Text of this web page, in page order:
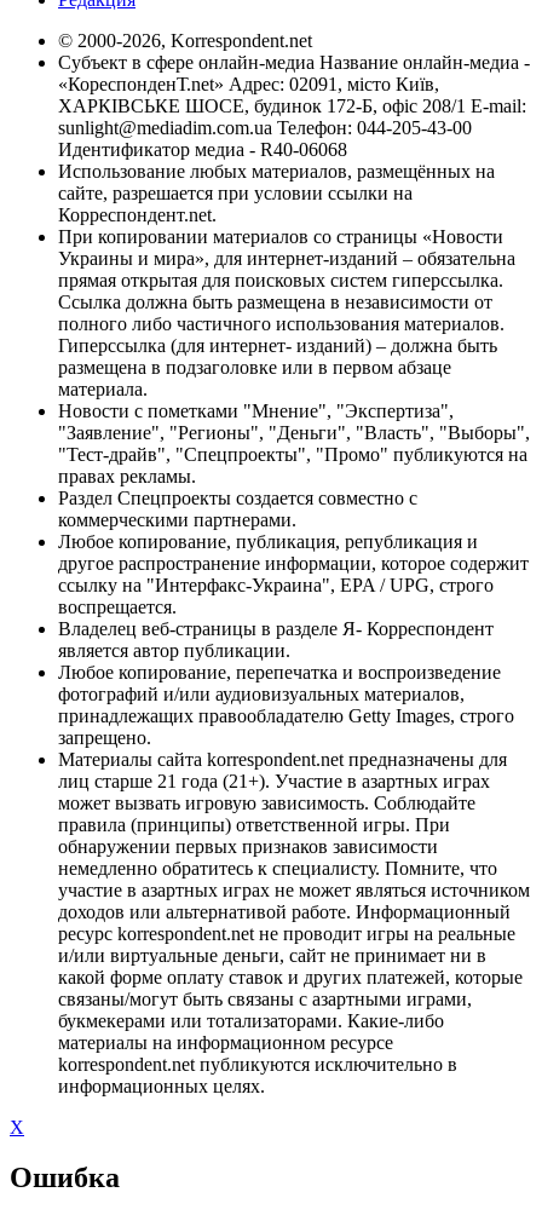
© 2000-2026, Korrespondent.net
Субъект в сфере онлайн-медиа Название онлайн-медиа -
«КореспонденТ.net» Адрес: 02091, місто Київ,
ХАРКІВСЬКЕ ШОСЕ, будинок 172-Б, офіс 208/1 E-mail:
sunlight@mediadim.com.ua Телефон: 044-205-43-00
Идентификатор медиа - R40-06068
Использование любых материалов, размещённых на
сайте, разрешается при условии ссылки на
Корреспондент.net.
При копировании материалов со страницы «Новости
Украины и мира», для интернет-изданий – обязательна
прямая открытая для поисковых систем гиперссылка.
Ссылка должна быть размещена в независимости от
полного либо частичного использования материалов.
Гиперссылка (для интернет- изданий) – должна быть
размещена в подзаголовке или в первом абзаце
материала.
Новости с пометками "Мнение", "Экспертиза",
"Заявление", "Регионы", "Деньги", "Власть", "Выборы",
"Тест-драйв", "Спецпроекты", "Промо" публикуются на
правах рекламы.
Раздел Спецпроекты создается совместно с
коммерческими партнерами.
Любое копирование, публикация, републикация и
другое распространение информации, которое содержит
ссылку на "Интерфакс-Украина", EPA / UPG, строго
воспрещается.
Владелец веб-страницы в разделе Я- Корреспондент
является автор публикации.
Любое копирование, перепечатка и воспроизведение
фотографий и/или аудиовизуальных материалов,
принадлежащих правообладателю Getty Images, строго
запрещено.
Материалы сайта korrespondent.net предназначены для
лиц старше 21 года (21+). Участие в азартных играх
может вызвать игровую зависимость. Соблюдайте
правила (принципы) ответственной игры. При
обнаружении первых признаков зависимости
немедленно обратитесь к специалисту. Помните, что
участие в азартных играх не может являться источником
доходов или альтернативой работе. Информационный
ресурс korrespondent.net не проводит игры на реальные
и/или виртуальные деньги, сайт не принимает ни в
какой форме оплату ставок и других платежей, которые
связаны/могут быть связаны с азартными играми,
букмекерами или тотализаторами. Какие-либо
материалы на информационном ресурсе
korrespondent.net публикуются исключительно в
информационных целях.
X
Ошибка